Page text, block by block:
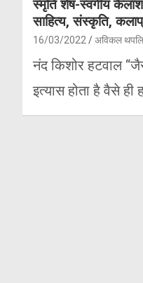
स्मृति शेष-स्वर्गीय
साहित्य, संस्कृति,
16/03/2022 अविकल
नंद किशोर हटवाल
इत्यास होता है वैसे ही